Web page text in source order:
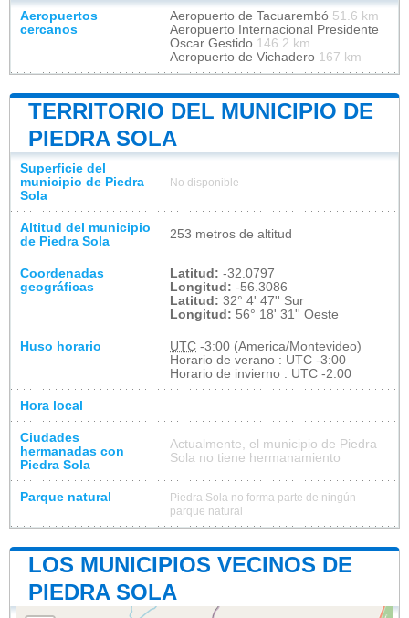
Aeropuertos
cercanos
Aeropuerto de Tacuarembó 51.6 km
Aeropuerto Internacional Presidente
Oscar Gestido 146.2 km
Aeropuerto de Vichadero 167 km
TERRITORIO DEL MUNICIPIO DE
PIEDRA SOLA
Superficie del
municipio de Piedra
Sola
No disponible
Altitud del municipio
de Piedra Sola
253 metros de altitud
Coordenadas
geográficas
Latitud: -32.0797
Longitud: -56.3086
Latitud: 32° 4' 47'' Sur
Longitud: 56° 18' 31'' Oeste
Huso horario UTC -3:00 (America/Montevideo)
Horario de verano : UTC -3:00
Horario de invierno : UTC -2:00
Hora local
Ciudades
hermanadas con
Piedra Sola
Actualmente, el municipio de Piedra
Sola no tiene hermanamiento
Parque natural
Piedra Sola no forma parte de ningún
parque natural
LOS MUNICIPIOS VECINOS DE
PIEDRA SOLA